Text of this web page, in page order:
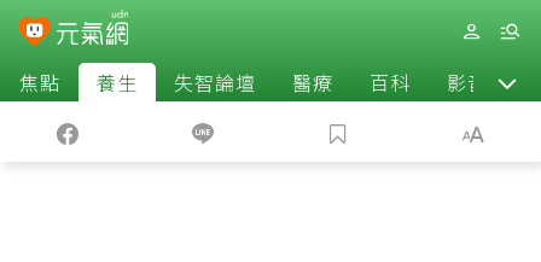
焦點 養生 失智論壇 醫療 百科 影音